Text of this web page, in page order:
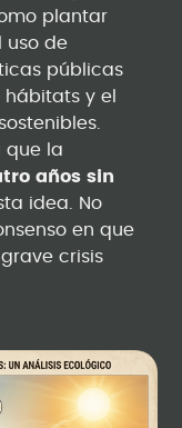
plantar
uso de
públicas
y el
que la
años sin
idea. No
en que
crisis